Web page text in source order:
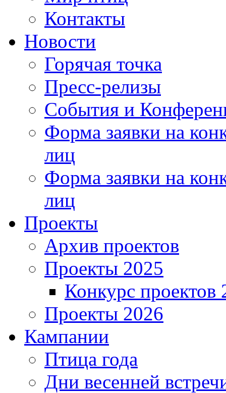
Контакты
Новости
Горячая точка
Пресс-релизы
События и
Форма заявки на
лиц
Форма заявки на
лиц
Проекты
Архив проектов
Проекты 2025
Конкурс проектов
Проекты 2026
Кампании
Птица года
Дни весенней